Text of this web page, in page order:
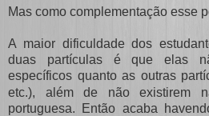
Mas como complementação esse
A maior dificuldade dos
duas partículas é que elas
específicos quanto as outras
etc.), além de não existirem
portuguesa. Então acaba